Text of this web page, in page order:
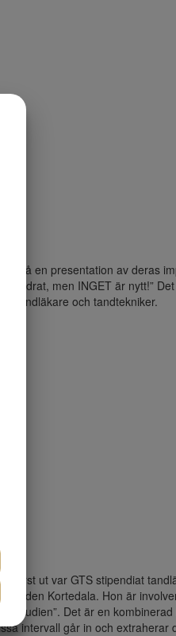
på en presentation av deras
men INGET är nytt!”
tandläkare och tandtekniker.
Först ut var GTS stipendiat
Kortedala. Hon är
Det är en
intervall går in och extraherar